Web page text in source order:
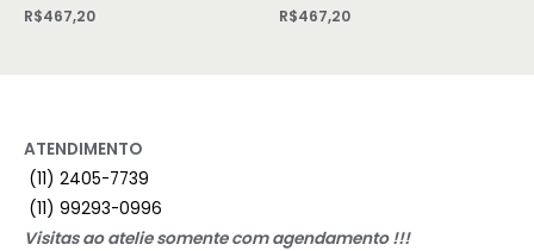
R$467,20 R$467,20
ATENDIMENTO
(11) 2405-7739
(11) 99293-0996
Visitas ao atelie somente com agendamento !!!